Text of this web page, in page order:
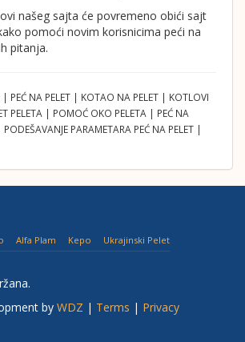
našeg sajta će povremeno obići sajt
pomoći novim korisnicima peći na
pitanja.
| PEĆ NA PELET | KOTAO NA PELET | KOTLOVI
PELETA | POMOĆ OKO PELETA | PEĆ NA
PARAMETARA PEĆ NA PELET |
Alfa Plam Kepo Ukrajinski Pelet
by WDZ | Terms | Privacy